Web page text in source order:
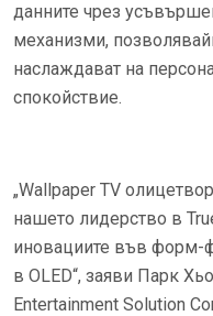
данните чрез
механизми,
наслаждават на
спокойствие.
„Wallpaper TV
нашето лидерство в
иновациите във форм-
в OLED“, заяви Парк
Entertainment Solution